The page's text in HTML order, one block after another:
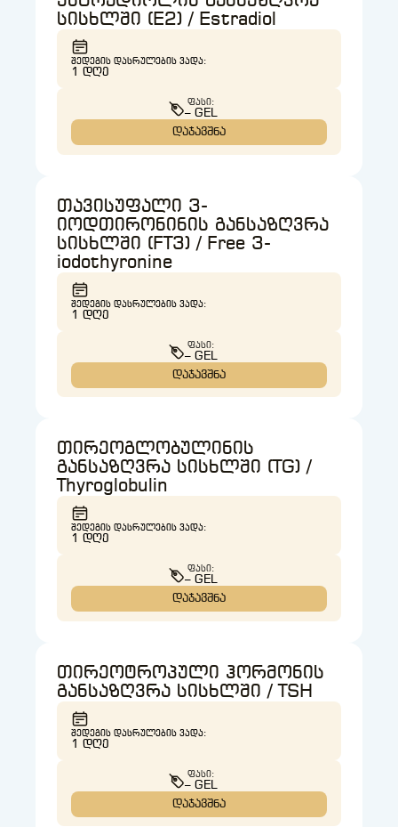
სისხლში (E2) / Estradiol
ᲨᲔᲓᲔᲒᲘᲡ ᲓᲐᲡᲠᲣᲚᲔᲑᲘᲡ ᲕᲐᲓᲐ:
1 ᲓᲦᲔ
ᲤᲐᲡᲘ:
– GEL
დაჯავშნა
თავისუფალი 3-
იოდთირონინის განსაზღვრა
სისხლში (FT3) / Free 3-
iodothyronine
ᲨᲔᲓᲔᲒᲘᲡ ᲓᲐᲡᲠᲣᲚᲔᲑᲘᲡ ᲕᲐᲓᲐ:
1 ᲓᲦᲔ
ᲤᲐᲡᲘ:
– GEL
დაჯავშნა
თირეოგლობულინის
განსაზღვრა სისხლში (TG) /
Thyroglobulin
ᲨᲔᲓᲔᲒᲘᲡ ᲓᲐᲡᲠᲣᲚᲔᲑᲘᲡ ᲕᲐᲓᲐ:
1 ᲓᲦᲔ
ᲤᲐᲡᲘ:
– GEL
დაჯავშნა
თირეოტროპული ჰორმონის
განსაზღვრა სისხლში / TSH
ᲨᲔᲓᲔᲒᲘᲡ ᲓᲐᲡᲠᲣᲚᲔᲑᲘᲡ ᲕᲐᲓᲐ:
1 ᲓᲦᲔ
ᲤᲐᲡᲘ:
– GEL
დაჯავშნა